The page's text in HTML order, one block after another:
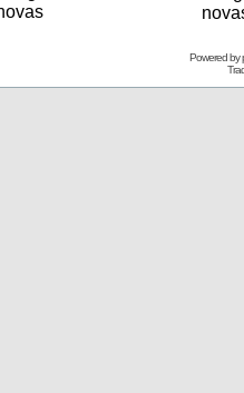
Powered by